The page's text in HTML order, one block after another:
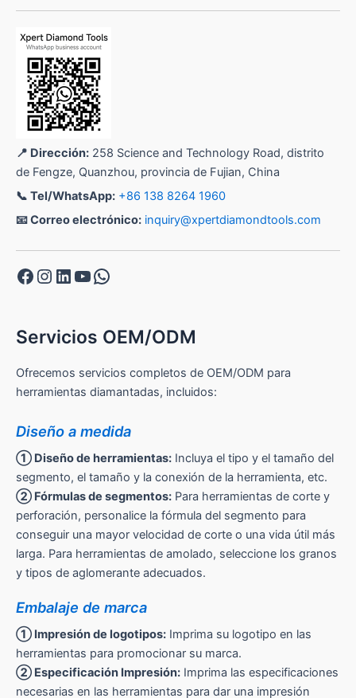
📍 Dirección: 258 Science and Technology Road, distrito
de Fengze, Quanzhou, provincia de Fujian, China
📞 Tel/WhatsApp: +86 138 8264 1960
📧 Correo electrónico: inquiry@xpertdiamondtools.com
Facebook
Instagram
LinkedIn
YouTube
WhatsApp
Servicios OEM/ODM
Ofrecemos servicios completos de OEM/ODM para
herramientas diamantadas, incluidos:
Diseño a medida
① Diseño de herramientas: Incluya el tipo y el tamaño del
segmento, el tamaño y la conexión de la herramienta, etc.
② Fórmulas de segmentos: Para herramientas de corte y
perforación, personalice la fórmula del segmento para
conseguir una mayor velocidad de corte o una vida útil más
larga. Para herramientas de amolado, seleccione los granos
y tipos de aglomerante adecuados.
Embalaje de marca
① Impresión de logotipos: Imprima su logotipo en las
herramientas para promocionar su marca.
② Especificación Impresión: Imprima las especificaciones
necesarias en las herramientas para dar una impresión